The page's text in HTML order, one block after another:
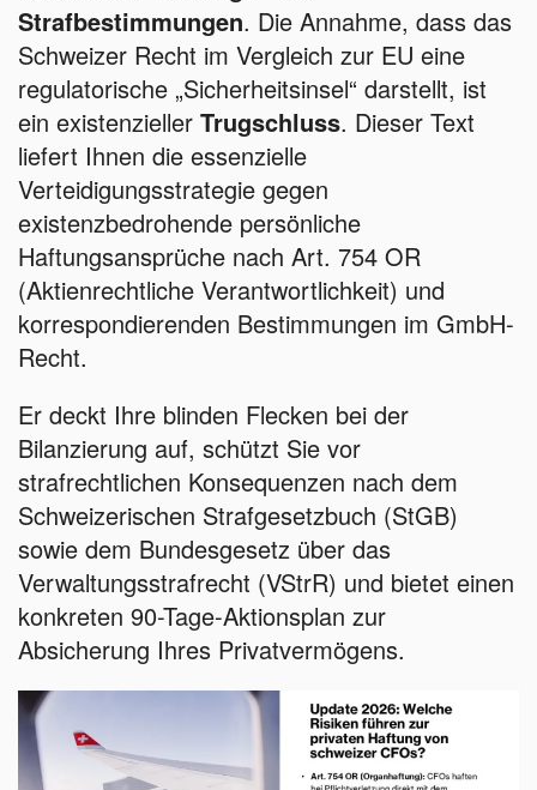
Strafbestimmungen. Die Annahme, dass das
Schweizer Recht im Vergleich zur EU eine
regulatorische „Sicherheitsinsel“ darstellt, ist
ein existenzieller Trugschluss. Dieser Text
liefert Ihnen die essenzielle
Verteidigungsstrategie gegen
existenzbedrohende persönliche
Haftungsansprüche nach Art. 754 OR
(Aktienrechtliche Verantwortlichkeit) und
korrespondierenden Bestimmungen im GmbH-
Recht.
Er deckt Ihre blinden Flecken bei der
Bilanzierung auf, schützt Sie vor
strafrechtlichen Konsequenzen nach dem
Schweizerischen Strafgesetzbuch (StGB)
sowie dem Bundesgesetz über das
Verwaltungsstrafrecht (VStrR) und bietet einen
konkreten 90-Tage-Aktionsplan zur
Absicherung Ihres Privatvermögens.